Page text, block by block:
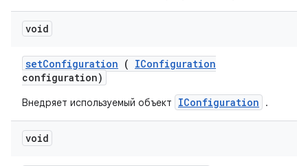
void
setConfiguration ( IConfiguration
configuration)
Внедряет используемый объект IConfiguration .
void